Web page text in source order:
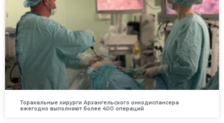
Торакальные хирурги Архангельского онкодиспансера
ежегодно выполняют более 400 операций